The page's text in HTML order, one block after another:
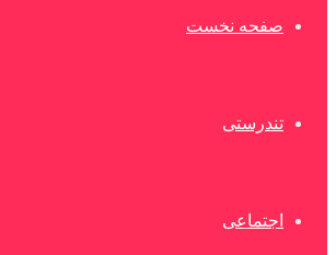
صفحه نخست
تندرستی
اجتماعی